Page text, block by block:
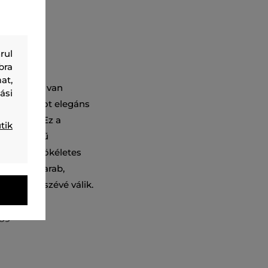
ujjakkal van
darabot elegáns
Ez a
minőségű
és tökéletes
darab,
részévé válik.